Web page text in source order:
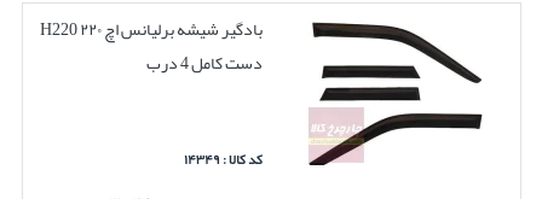
بادگیر شیشه برلیانس اچ ۲۲۰ H220
دست کامل 4 درب
کد کالا : ۱۴۳۴۹